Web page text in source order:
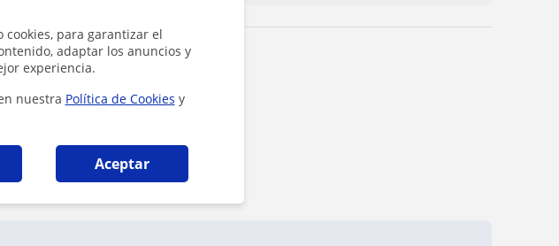
cookies, para garantizar el
adaptar los anuncios y
experiencia.
nuestra Política de Cookies y
Aceptar